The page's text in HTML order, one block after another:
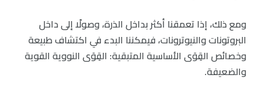
ومع ذلك، إذا تعمقنا أكثر بداخل الذرة، وصولًا إلى داخل
البروتونات والنيوترونات، فيمكننا البدء في اكتشاف طبيعة
وخصائص القِوَى الأساسية المتبقية: القِوَى النووية القوية
والضعيفة.